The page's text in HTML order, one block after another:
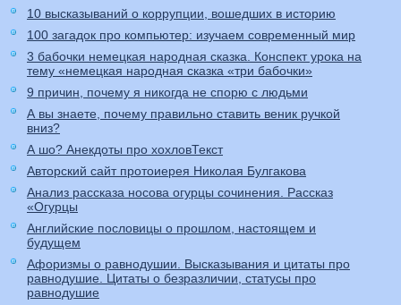
10 высказываний о коррупции, вошедших в историю
100 загадок про компьютер: изучаем современный мир
3 бабочки немецкая народная сказка. Конспект урока на
тему «немецкая народная сказка «три бабочки»
9 причин, почему я никогда не спорю с людьми
А вы знаете, почему правильно ставить веник ручкой
вниз?
А шо? Анекдоты про хохловТекст
Авторский сайт протоиерея Николая Булгакова
Анализ рассказа носова огурцы сочинения. Рассказ
«Огурцы
Английские пословицы о прошлом, настоящем и
будущем
Афоризмы о равнодушии. Высказывания и цитаты про
равнодушие. Цитаты о безразличии, статусы про
равнодушие